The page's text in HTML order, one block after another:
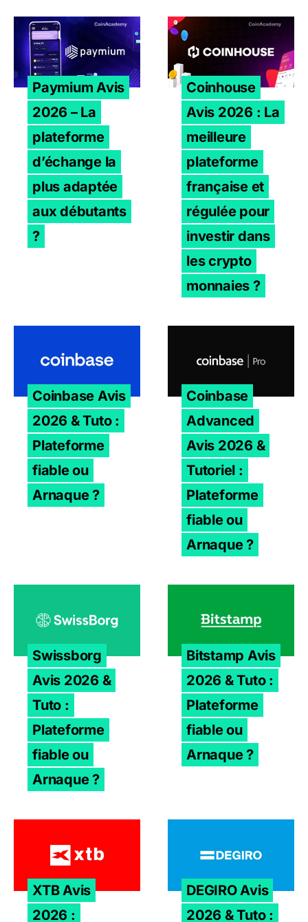
Paymium Avis 2026 – La plateforme d’échange la plus
Paymium Avis
2026 – La
plateforme
d’échange la
plus adaptée
aux débutants
?
Coinhouse Avis 2026 : La
Coinhouse
Avis 2026 : La
meilleure
plateforme
française et
régulée pour
investir dans
les crypto
monnaies ?
Coinbase Avis
2026 & Tuto :
Plateforme
fiable ou
Arnaque ?
Coinbase
Advanced
Avis 2026 &
Tutoriel :
Plateforme
fiable ou
Arnaque ?
Swissborg
Avis 2026 &
Tuto :
Plateforme
fiable ou
Arnaque ?
Bitstamp Avis
2026 & Tuto :
Plateforme
fiable ou
Arnaque ?
XTB Avis
2026 :
DEGIRO Avis
2026 & Tuto :